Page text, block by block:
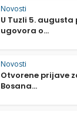
Novosti
U Tuzli 5.
ugovora o...
Novosti
Otvorene prijave
Bosana...